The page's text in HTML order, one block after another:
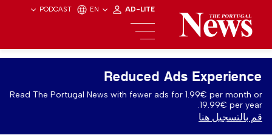
PODCAST EN AD-LITE
Reduced Ads Experience
Read The Portugal News with fewer ads for 1.99€ per month or
19.99€ per year.
قم بالتسجيل هنا